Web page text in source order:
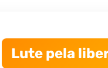
Lute pela